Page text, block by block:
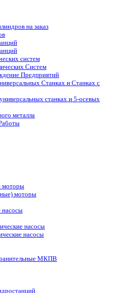
на заказ
систем
Систем
Предприятий
Станках и Станках с
станках и 5-осевых
металла
моторы
моторы
насосы
насосы
насосы
МКПВ